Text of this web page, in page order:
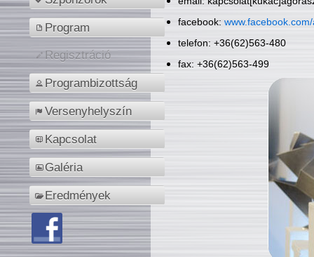
Program
Regisztráció
Programbizottság
Versenyhelyszín
Kapcsolat
Galéria
Eredmények
facebook:
telefon: +36(62)563-480
fax: +36(62)563-499